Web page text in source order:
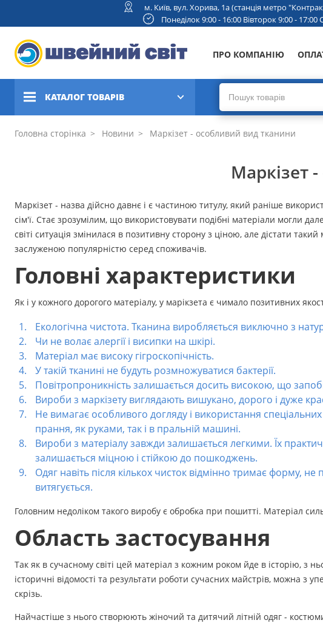
м. Київ, вул. Хорива, 1а (станція метро
Понеділок 9:00 - 16:00 Вівторок 9:00 -
ПРО КОМПАНІЮ
КАТАЛОГ ТОВАРІВ
Швейні машини
Коверлоки, оверлоки,
плоскошовні машини
В'язальні машини
Аксесуари
ВСІ КАТЕГОРІЇ
Головна сторінка Новини Маркізет - особливий вид тканини
Маркізет
Маркізет - назва дійсно давнє і є частиною титулу, який раніше
сім'ї. Стає зрозумілим, що використовувати подібні матеріали могли
світі ситуація змінилася в позитивну сторону з ціною, але дістати
заслуженою популярністю серед споживачів.
Головні характеристики
Як і у кожного дорогого матеріалу, у марікзета є чимало позитивних
Екологічна чистота. Тканина виробляється виключно з
Чи не волає алергії і висипки на шкірі.
Матеріал має високу гігроскопічність.
У такій тканині не будуть розмножуватися бактерії.
Повітропроникність залишається досить високою, що
Вироби з маркізету виглядають вишукано, дорого і дуже
Не вимагає особливого догляду і використання
прання, як руками, так і в пральній машині.
Вироби з матеріалу завжди залишається легкими. Їх
залишається міцною і стійкою до пошкоджень.
Одяг навіть після кількох чисток відмінно тримає форму,
витягується.
Головним недоліком такого виробу є обробка при пошитті. Матеріал
Область застосування
Так як в сучасному світі цей матеріал з кожним роком йде в історію,
історичні відомості та результати роботи сучасних майстрів, можна з
скрізь.
Найчастіше з нього створюють жіночий та дитячий літній одяг -